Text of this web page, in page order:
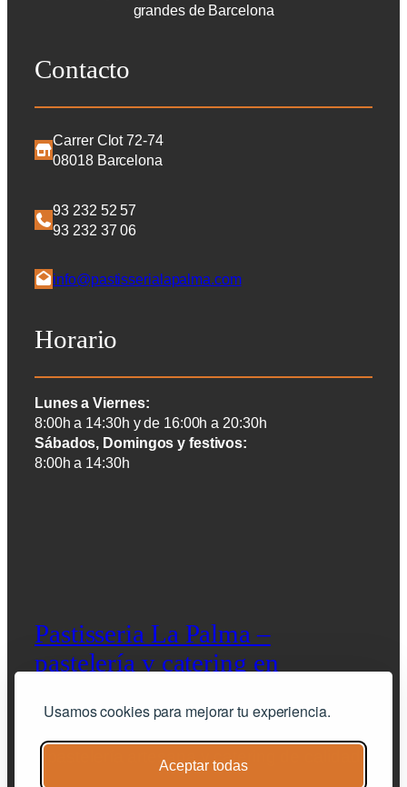
Usamos cookies para mejorar tu experiencia.
Aceptar todas
grandes de Barcelona
Contacto
Carrer Clot 72-74
08018 Barcelona
93 232 52 57
93 232 37 06
info@pastisserialapalma.com
Horario
Lunes a Viernes:
8:00h a 14:30h y de 16:00h a 20:30h
Sábados, Domingos y festivos:
8:00h a 14:30h
Pastisseria La Palma –
pastelería y catering en
pastelería artesana y catering de calidad